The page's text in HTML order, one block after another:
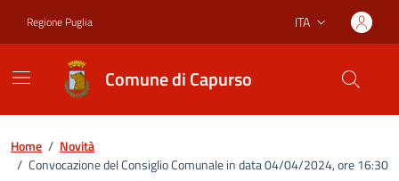
Regione Puglia Lingua attiva:
ITA
Comune di Capurso
Home / Novità
/ Convocazione del Consiglio Comunale in data 04/04/2024, ore 16:30